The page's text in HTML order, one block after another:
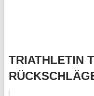
TRIATHLETIN